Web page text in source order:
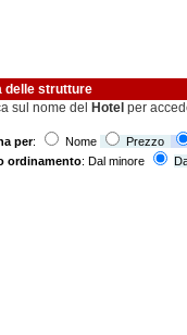
delle strutture
sul nome del
Hotel per
per: Nome
Prezzo
ordinamento: Dal minore